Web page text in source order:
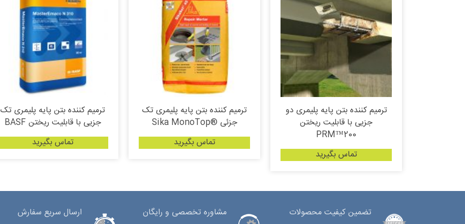
ترمیم کننده بتن پایه پلیمری دو
جزیی با قابلیت ریختن
PRM™200
تماس بگیرید
ترمیم کننده بتن پایه پلیمری تک
جزئی ®Sika MonoTop
تماس بگیرید
ترمیم کننده بتن پایه پلیمری تک
جزیی با قابلیت ریختن BASF
تماس بگیرید
تضمین کیفیت محصولات مشاوره تخصصی و رایگان ارسال سریع سفارش